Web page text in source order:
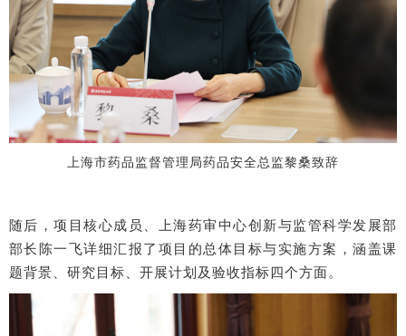
上海市药品监督管理局药品安全总监黎桑致辞
随后，项目核心成员、上海药审中心创新与监管科学发展部
部长陈一飞详细汇报了项目的总体目标与实施方案，涵盖课
题背景、研究目标、开展计划及验收指标四个方面。